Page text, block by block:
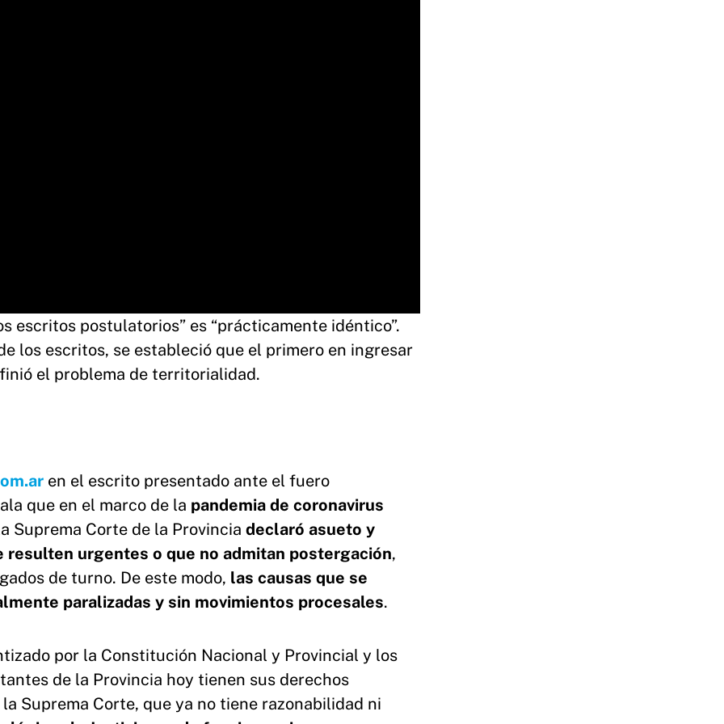
escritos postulatorios” es “prácticamente idéntico”.
los escritos, se estableció que el primero en ingresar
el problema de territorialidad.
en el escrito presentado ante el fuero
que en el marco de la pandemia de coronavirus
Suprema Corte de la Provincia declaró asueto y
urgentes o que no admitan postergación,
de turno. De este modo, las causas que se
paralizadas y sin movimientos procesales.
por la Constitución Nacional y Provincial y los
de la Provincia hoy tienen sus derechos
Suprema Corte, que ya no tiene razonabilidad ni